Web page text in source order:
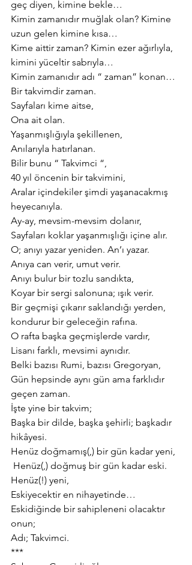
geç diyen, kimine bekle…
Kimin zamanıdır muğlak olan? Kimine
uzun gelen kimine kısa…
Kime aittir zaman? Kimin ezer ağırlıyla,
kimini yüceltir sabrıyla…
Kimin zamanıdır adı “ zaman” konan…
Bir takvimdir zaman.
Sayfaları kime aitse,
Ona ait olan.
Yaşanmışlığıyla şekillenen,
Anılarıyla hatırlanan.
Bilir bunu “ Takvimci “,
40 yıl öncenin bir takvimini,
Aralar içindekiler şimdi yaşanacakmış
heyecanıyla.
Ay-ay, mevsim-mevsim dolanır,
Sayfaları koklar yaşanmışlığı içine alır.
O; anıyı yazar yeniden. An’ı yazar.
Anıya can verir, umut verir.
Anıyı bulur bir tozlu sandıkta,
Koyar bir sergi salonuna; ışık verir.
Bir geçmişi çıkarır saklandığı yerden,
kondurur bir geleceğin rafına.
O rafta başka geçmişlerde vardır,
Lisanı farklı, mevsimi aynıdır.
Belki bazısı Rumi, bazısı Gregoryan,
Gün hepsinde aynı gün ama farklıdır
geçen zaman.
İşte yine bir takvim;
Başka bir dilde, başka şehirli; başkadır
hikâyesi.
Henüz doğmamış(,) bir gün kadar yeni,
Henüz(,) doğmuş bir gün kadar eski.
Henüz(!) yeni,
Eskiyecektir en nihayetinde…
Eskidiğinde bir sahipleneni olacaktır
onun;
Adı; Takvimci.
***